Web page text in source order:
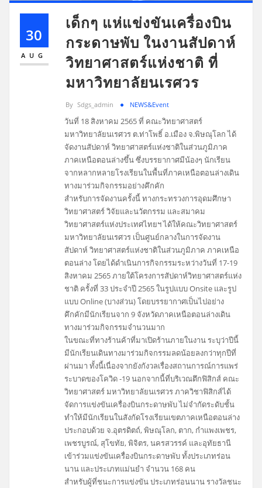
30
AUG
เด็กๆ แห่แข่งขันเครื่องบิน
กระดาษพับ ในงานสัปดาห์
วิทยาศาสตร์แห่งชาติ ที่
มหาวิทยาลัยนเรศวร
By Sdgs_admin NEWS&Event
วันที่ 18 สิงหาคม 2565 ที่ คณะวิทยาศาสตร์
มหาวิทยาลัยนเรศวร ต.ท่าโพธิ์ อ.เมือง จ.พิษณุโลก ได้
จัดงานสัปดาห์ วิทยาศาสตร์แห่งชาติในส่วนภูมิภาค
ภาคเหนือตอนล่างขึ้น ซึ่งบรรยากาศมีน้องๆ นักเรียน
จากหลากหลายโรงเรียนในพื้นที่ภาคเหนือตอนล่างเดิน
ทางมาร่วมกิจกรรมอย่างคึกคัก
สำหรับการจัดงานครั้งนี้ ทางกระทรวงการอุดมศึกษา
วิทยาศาสตร์ วิจัยและนวัตกรรม และสมาคม
วิทยาศาสตร์แห่งประเทศไทยฯ ได้ให้คณะวิทยาศาสตร์
มหาวิทยาลัยนเรศวร เป็นศูนย์กลางในการจัดงาน
สัปดาห์ วิทยาศาสตร์แห่งชาติในส่วนภูมิภาค ภาคเหนือ
ตอนล่าง โดยได้ดำเนินการกิจกรรมระหว่างวันที่ 17-19
สิงหาคม 2565 ภายใต้โครงการสัปดาห์วิทยาศาสตร์แห่ง
ชาติ ครั้งที่ 33 ประจำปี 2565 ในรูปแบบ Onsite และรูป
แบบ Online (บางส่วน) โดยบรรยากาศเป็นไปอย่าง
คึกคักมีนักเรียนจาก 9 จังหวัดภาคเหนือตอนล่างเดิน
ทางมาร่วมกิจกรรมจำนวนมาก
ในขณะที่ทางร้านค้าที่มาเปิดร้านภายในงาน ระบุว่าปีนี้
มีนักเรียนเดินทางมาร่วมกิจกรรมลดน้อยลงกว่าทุกปีที่
ผ่านมา ทั้งนี้เนื่องจากยังกังวลเรื่องสถานการณ์การแพร่
ระบาดของโควิด -19 นอกจากนี้ที่บริเวณตึกฟิสิกส์ คณะ
วิทยาศาสตร์ มหาวิทยาลัยนเรศวร ภาควิชาฟิสิกส์ได้
จัดการแข่งขันเครื่องบินกระดาษพับ ไม่จำกัดระดับชั้น
ทำให้มีนักเรียนในสังกัดโรงเรียนเขตภาคเหนือตอนล่าง
ประกอบด้วย จ.อุตรดิตถ์, พิษณุโลก, ตาก, กำแพงเพชร,
เพชรบูรณ์, สุโขทัย, พิจิตร, นครสวรรค์ และอุทัยธานี
เข้าร่วมแข่งขันเครื่องบินกระดาษพับ ทั้งประเภทร่อน
นาน และประเภทแม่นยำ จำนวน 168 คน
สำหรับผู้ที่ชนะการแข่งขัน ประเภทร่อนนาน รางวัลชนะ